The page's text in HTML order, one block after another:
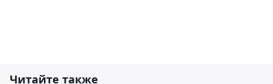
Читайте также